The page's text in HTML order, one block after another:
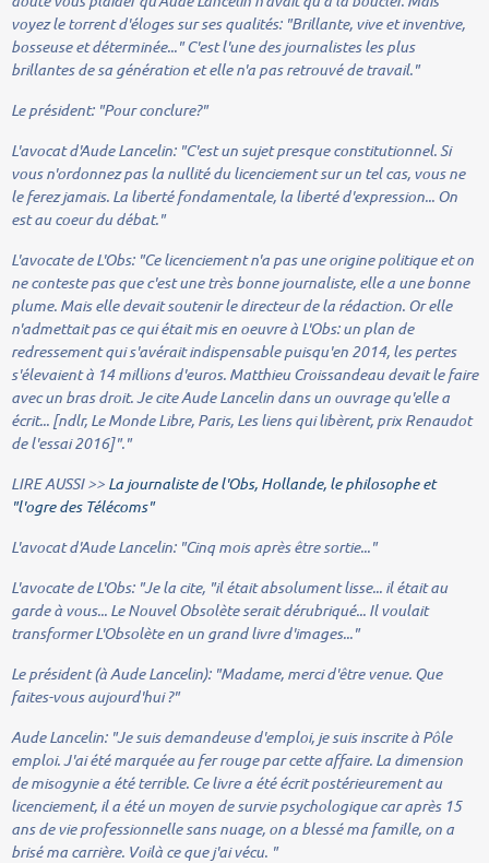
voyez le torrent d'éloges sur ses qualités:"Brillante, vive et inventive,
bosseuse et déterminée..." C'est l'une des journalistes les plus
brillantes de sa génération et elle n'a pas retrouvé de travail."
Le président:"Pour conclure?"
L'avocat d'Aude Lancelin:"C'est un sujet presque constitutionnel. Si
vous n'ordonnez pas la nullité du licenciement sur un tel cas, vous ne
le ferez jamais. La liberté fondamentale, la liberté d'expression... On
est au coeur du débat."
L'avocate de L'Obs:"Ce licenciement n'a pas une origine politique et on
ne conteste pas que c'est une très bonne journaliste, elle a une bonne
plume. Mais elle devait soutenir le directeur de la rédaction. Or elle
n'admettait pas ce qui était mis en oeuvre à L'Obs: un plan de
redressement qui s'avérait indispensable puisqu'en 2014, les pertes
s'élevaient à 14 millions d'euros. Matthieu Croissandeau devait le faire
avec un bras droit. Je cite Aude Lancelin dans un ouvrage qu'elle a
écrit... [ndlr, Le Monde Libre, Paris, Les liens qui libèrent, prix Renaudot
de l'essai 2016]"."
LIRE AUSSI >> La journaliste de l'Obs, Hollande, le philosophe et
"l'ogre des Télécoms"
L'avocat d'Aude Lancelin:"Cinq mois après être sortie..."
L'avocate de L'Obs:"Je la cite, "il était absolument lisse... il était au
garde à vous... Le Nouvel Obsolète serait dérubriqué... Il voulait
transformer L'Obsolète en un grand livre d'images..."
Le président (à Aude Lancelin):"Madame, merci d'être venue. Que
faites-vous aujourd'hui ?"
Aude Lancelin:"Je suis demandeuse d'emploi, je suis inscrite à Pôle
emploi. J'ai été marquée au fer rouge par cette affaire. La dimension
de misogynie a été terrible. Ce livre a été écrit postérieurement au
licenciement, il a été un moyen de survie psychologique car après 15
ans de vie professionnelle sans nuage, on a blessé ma famille, on a
brisé ma carrière. Voilà ce que j'ai vécu. "